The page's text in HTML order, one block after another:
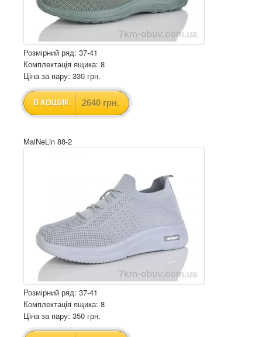
Розмірний ряд: 37-41
Комплектація ящика: 8
Ціна за пару: 330 грн.
В КОШИК 2640 грн.
MaiNeLin 88-2
Розмірний ряд: 37-41
Комплектація ящика: 8
Ціна за пару: 350 грн.